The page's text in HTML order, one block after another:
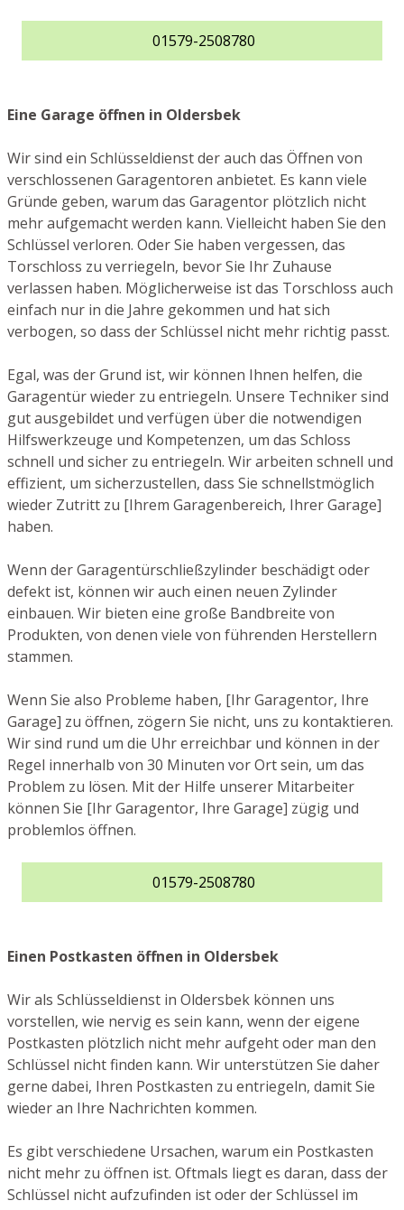
01579-2508780
Eine Garage öffnen in Oldersbek
Wir sind ein Schlüsseldienst der auch das Öffnen von
verschlossenen Garagentoren anbietet. Es kann viele
Gründe geben, warum das Garagentor plötzlich nicht
mehr aufgemacht werden kann. Vielleicht haben Sie den
Schlüssel verloren. Oder Sie haben vergessen, das
Torschloss zu verriegeln, bevor Sie Ihr Zuhause
verlassen haben. Möglicherweise ist das Torschloss auch
einfach nur in die Jahre gekommen und hat sich
verbogen, so dass der Schlüssel nicht mehr richtig passt.
Egal, was der Grund ist, wir können Ihnen helfen, die
Garagentür wieder zu entriegeln. Unsere Techniker sind
gut ausgebildet und verfügen über die notwendigen
Hilfswerkzeuge und Kompetenzen, um das Schloss
schnell und sicher zu entriegeln. Wir arbeiten schnell und
effizient, um sicherzustellen, dass Sie schnellstmöglich
wieder Zutritt zu [Ihrem Garagenbereich, Ihrer Garage]
haben.
Wenn der Garagentürschließzylinder beschädigt oder
defekt ist, können wir auch einen neuen Zylinder
einbauen. Wir bieten eine große Bandbreite von
Produkten, von denen viele von führenden Herstellern
stammen.
Wenn Sie also Probleme haben, [Ihr Garagentor, Ihre
Garage] zu öffnen, zögern Sie nicht, uns zu kontaktieren.
Wir sind rund um die Uhr erreichbar und können in der
Regel innerhalb von 30 Minuten vor Ort sein, um das
Problem zu lösen. Mit der Hilfe unserer Mitarbeiter
können Sie [Ihr Garagentor, Ihre Garage] zügig und
problemlos öffnen.
01579-2508780
Einen Postkasten öffnen in Oldersbek
Wir als Schlüsseldienst in Oldersbek können uns
vorstellen, wie nervig es sein kann, wenn der eigene
Postkasten plötzlich nicht mehr aufgeht oder man den
Schlüssel nicht finden kann. Wir unterstützen Sie daher
gerne dabei, Ihren Postkasten zu entriegeln, damit Sie
wieder an Ihre Nachrichten kommen.
Es gibt verschiedene Ursachen, warum ein Postkasten
nicht mehr zu öffnen ist. Oftmals liegt es daran, dass der
Schlüssel nicht aufzufinden ist oder der Schlüssel im